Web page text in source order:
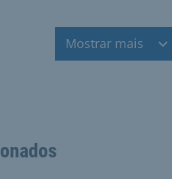
Mostrar mais